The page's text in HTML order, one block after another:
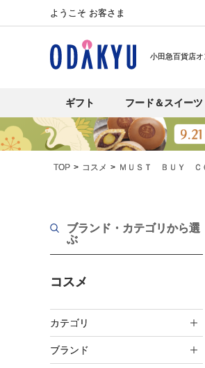
ようこそ お客さま
小田急百貨店
ギフト フード＆スイーツ
TOP コスメ ＭＵＳＴ ＢＵＹ Ｃ
ブランド・カテゴリから選
ぶ
コスメ
カテゴリ
ブランド